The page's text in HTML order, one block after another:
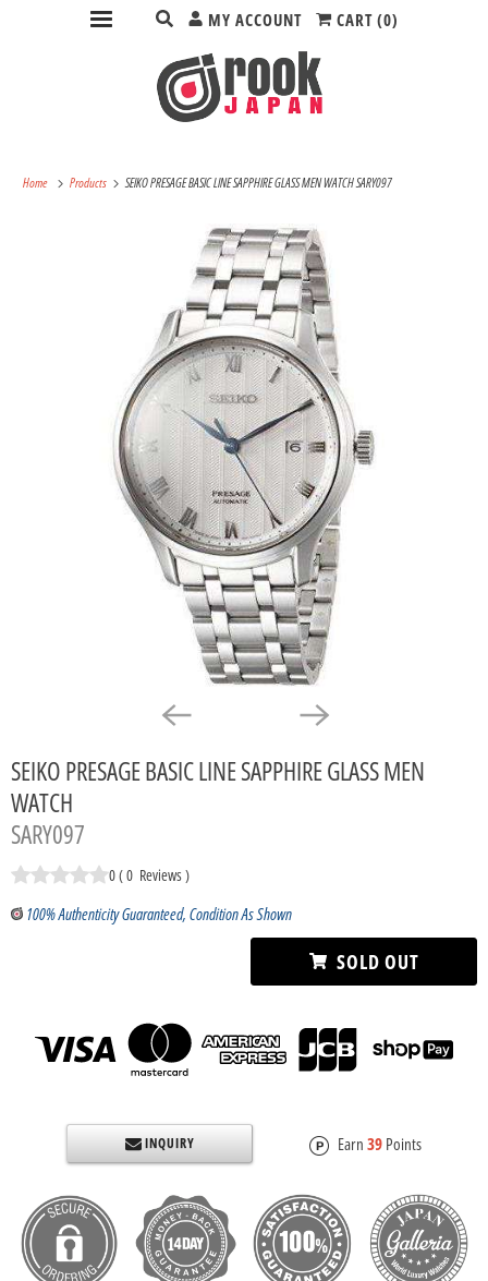
MY ACCOUNT CART (0)
Home Products SEIKO PRESAGE BASIC LINE SAPPHIRE GLASS MEN WATCH SARY097
SEIKO PRESAGE BASIC LINE SAPPHIRE GLASS MEN
WATCH
SARY097
0(0 Reviews)
100% Authenticity Guaranteed, Condition As Shown
SOLD OUT
INQUIRY Earn 39 Points